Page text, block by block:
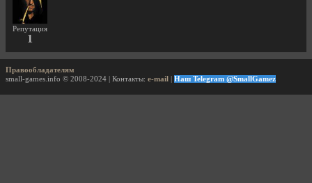
Репутация
1
Правообладателям
small-games.info © 2008-2024 | Контакты: e-mail Наш Telegram @SmallGamez